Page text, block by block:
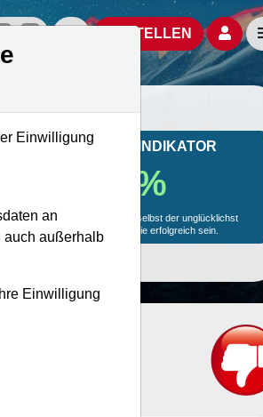
Social Media-Accounts
Aktien- und Artikelsuche öffnen
BESTELLEN
MONKEY-TRADER INDIKATOR
18.9 %
% Wahrscheinlichkeit wird selbst der unglücklichst
agierende Trader mit dieser Aktie erfolgreich sein.
Einwilligung
an
auch außerhalb
Einwilligung